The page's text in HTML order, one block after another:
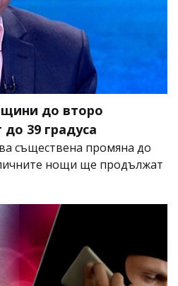
до второ
39 градуса
съществена промяна до
нощи ще продължат